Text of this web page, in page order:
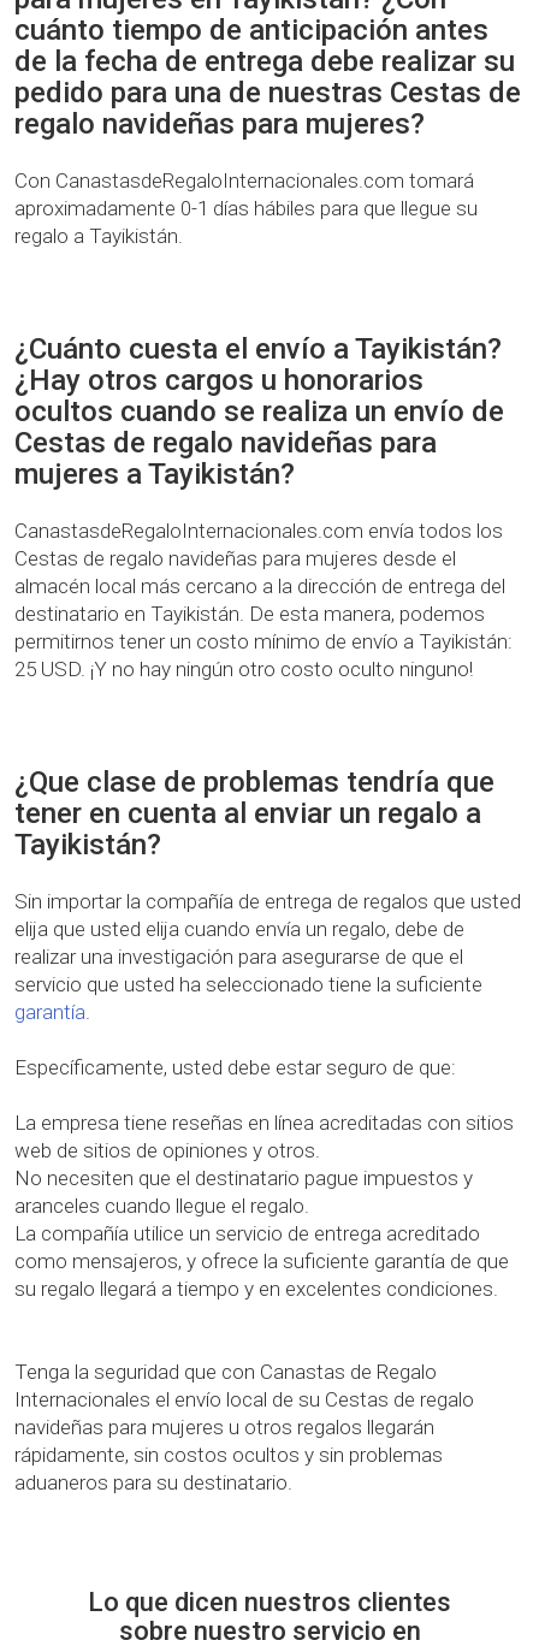
cuánto tiempo de anticipación antes
de la fecha de entrega debe realizar su
pedido para una de nuestras Cestas de
regalo navideñas para mujeres?
Con CanastasdeRegaloInternacionales.com tomará
aproximadamente 0-1 días hábiles para que llegue su
regalo a Tayikistán.
¿Cuánto cuesta el envío a Tayikistán?
¿Hay otros cargos u honorarios
ocultos cuando se realiza un envío de
Cestas de regalo navideñas para
mujeres a Tayikistán?
CanastasdeRegaloInternacionales.com envía todos los
Cestas de regalo navideñas para mujeres desde el
almacén local más cercano a la dirección de entrega del
destinatario en Tayikistán. De esta manera, podemos
permitirnos tener un costo mínimo de envío a Tayikistán:
25 USD. ¡Y no hay ningún otro costo oculto ninguno!
¿Que clase de problemas tendría que
tener en cuenta al enviar un regalo a
Tayikistán?
Sin importar la compañía de entrega de regalos que usted
elija que usted elija cuando envía un regalo, debe de
realizar una investigación para asegurarse de que el
servicio que usted ha seleccionado tiene la suficiente
garantía.
Específicamente, usted debe estar seguro de que:
La empresa tiene reseñas en línea acreditadas con sitios
web de sitios de opiniones y otros.
No necesiten que el destinatario pague impuestos y
aranceles cuando llegue el regalo.
La compañía utilice un servicio de entrega acreditado
como mensajeros, y ofrece la suficiente garantía de que
su regalo llegará a tiempo y en excelentes condiciones.
Tenga la seguridad que con Canastas de Regalo
Internacionales el envío local de su Cestas de regalo
navideñas para mujeres u otros regalos llegarán
rápidamente, sin costos ocultos y sin problemas
aduaneros para su destinatario.
Lo que dicen nuestros clientes
sobre nuestro servicio en